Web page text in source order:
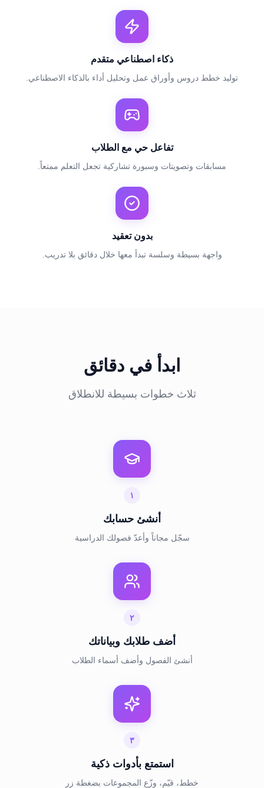
ذكاء اصطناعي متقدم
توليد خطط دروس وأوراق عمل وتحليل أداء بالذكاء الاصطناعي.
تفاعل حي مع الطلاب
مسابقات وتصويتات وسبورة تشاركية تجعل التعلم ممتعاً.
بدون تعقيد
واجهة بسيطة وسلسة تبدأ معها خلال دقائق بلا تدريب.
ابدأ في دقائق
ثلاث خطوات بسيطة للانطلاق
١
أنشئ حسابك
سجّل مجاناً وأعدّ فصولك الدراسية
٢
أضف طلابك وبياناتك
أنشئ الفصول وأضف أسماء الطلاب
٣
استمتع بأدوات ذكية
خطط، قيّم، وزّع المجموعات بضغطة زر